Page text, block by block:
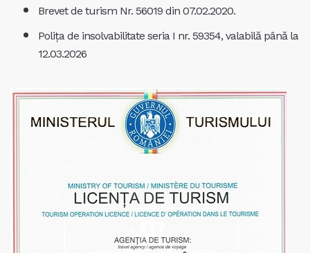
Brevet de turism Nr. 56019 din 07.02.2020.
Polița de insolvabilitate seria I nr. 59354, valabilă până la
12.03.2026